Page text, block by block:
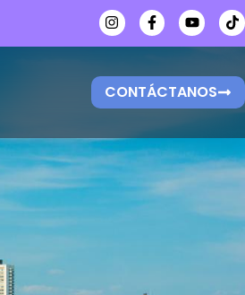
CONTÁCTANOS